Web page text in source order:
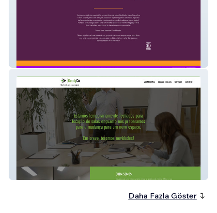
Profile
ReadyCo
Daha Fazla Göster